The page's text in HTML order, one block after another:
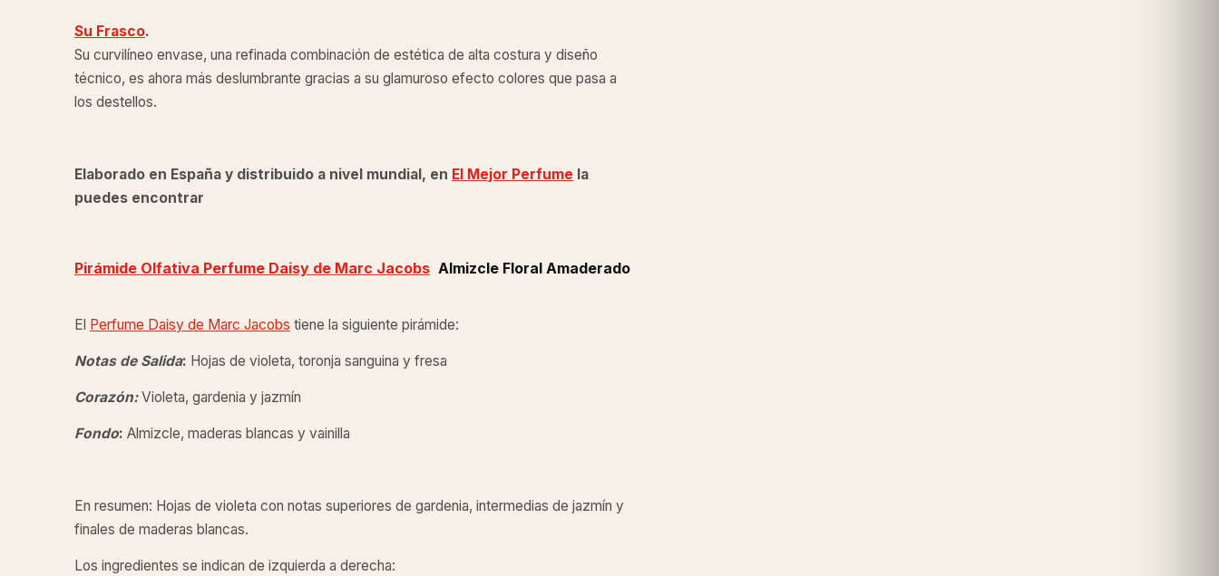
Su Frasco.
Su curvilíneo envase, una refinada combinación de estética de alta costura y diseño
técnico, es ahora más deslumbrante gracias a su glamuroso efecto colores que pasa a
los destellos.
Elaborado en España y distribuido a nivel mundial, en El Mejor Perfume la
puedes encontrar
Pirámide Olfativa Perfume Daisy de Marc Jacobs Almizcle Floral Amaderado
El Perfume Daisy de Marc Jacobs tiene la siguiente pirámide:
Notas de Salida: Hojas de violeta, toronja sanguina y fresa
Corazón:Violeta, gardenia y jazmín
Fondo: Almizcle, maderas blancas y vainilla
En resumen: Hojas de violeta con notas superiores de gardenia, intermedias de jazmín y
finales de maderas blancas.
Los ingredientes se indican de izquierda a derecha: